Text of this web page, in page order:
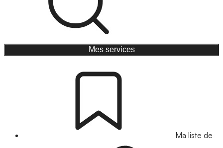
Mes services
Ma liste de